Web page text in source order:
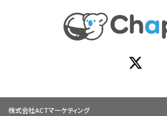
株式会社ACTマーケティング